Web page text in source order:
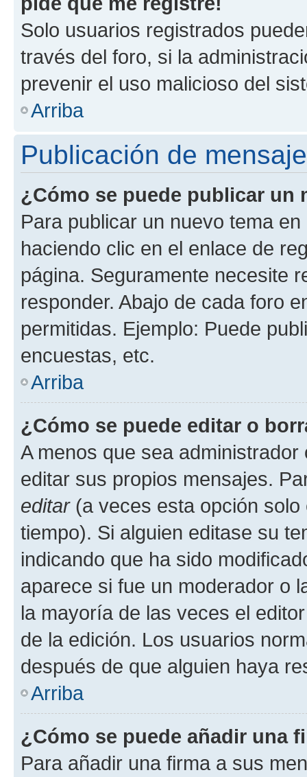
Solo usuarios registrados
través del foro, si la
prevenir el uso malicioso del
Arriba
Publicación de
¿Cómo se puede publicar un
Para publicar un nuevo tema
haciendo clic en el enlace de
página. Seguramente necesite
responder. Abajo de cada foro
permitidas. Ejemplo: Puede
encuestas, etc.
Arriba
¿Cómo se puede editar o
A menos que sea
editar sus propios mensajes.
editar(a veces esta opción solo
tiempo). Si alguien editase su
indicando que ha sido
aparece si fue un moderador o
la mayoría de las veces el
de la edición. Los usuarios
después de que alguien haya
Arriba
¿Cómo se puede añadir una
Para añadir una firma a sus